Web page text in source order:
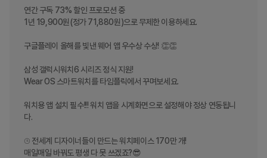
연간 구독 73% 할인 프로모션 중
1년 19,900원(정가 71,880원)으로 무제한 이용하세요.
구글플레이 올해를 빛낸 웨어 앱 우수상 수상! 👏👏
삼성 갤럭시워치6 시리즈 정식 지원!
Wear OS 스마트워치를 타임플릭에서 꾸며보세요.
워치용 앱 설치 필수!!! 워치 앱을 시계화면으로 설정해야 정상 연동됩니
다.
⌚︎ 전세계 디자이너들이 만드는 워치페이스 170만 개!
매일매일 바꿔도 평생 다 못 쓰겠죠?😎